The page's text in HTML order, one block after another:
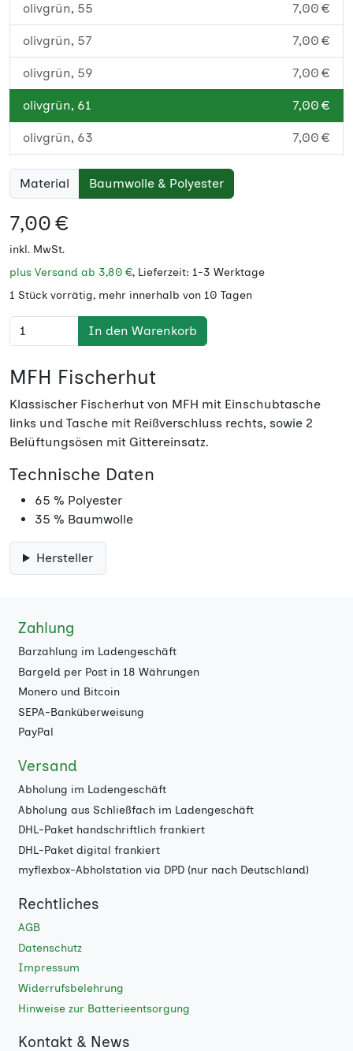
olivgrün, 55 7,00 €
olivgrün, 57 7,00 €
olivgrün, 59 7,00 €
olivgrün, 61 7,00 €
olivgrün, 63 7,00 €
schwarz, 55
schwarz, 57
schwarz, 59
schwarz, 61
schwarz, 63
Material Baumwolle & Polyester
7,00 €
inkl. MwSt.
plus Versand ab 3,80 €, Lieferzeit: 1-3 Werktage
1 Stück vorrätig, mehr innerhalb von 10 Tagen
In den Warenkorb
MFH Fischerhut
Klassischer Fischerhut von MFH mit Einschubtasche
links und Tasche mit Reißverschluss rechts, sowie 2
Belüftungsösen mit Gittereinsatz.
Technische Daten
65 % Polyester
35 % Baumwolle
Hersteller
Zahlung
Barzahlung im Ladengeschäft
Bargeld per Post in 18 Währungen
Monero und Bitcoin
SEPA-Banküberweisung
PayPal
Versand
Abholung im Ladengeschäft
Abholung aus Schließfach im Ladengeschäft
DHL-Paket handschriftlich frankiert
DHL-Paket digital frankiert
myflexbox-Abholstation via DPD (nur nach Deutschland)
Rechtliches
AGB
Datenschutz
Impressum
Widerrufsbelehrung
Hinweise zur Batterieentsorgung
Kontakt & News